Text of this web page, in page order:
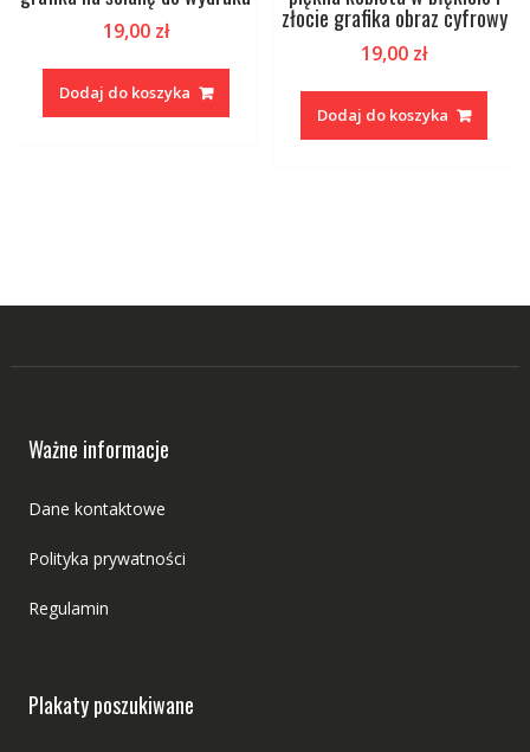
19,00 zł
Dodaj do koszyka
złocie grafika obraz cyfrowy
19,00 zł
Dodaj do koszyka
Ważne informacje
Dane kontaktowe
Polityka prywatności
Regulamin
Plakaty poszukiwane